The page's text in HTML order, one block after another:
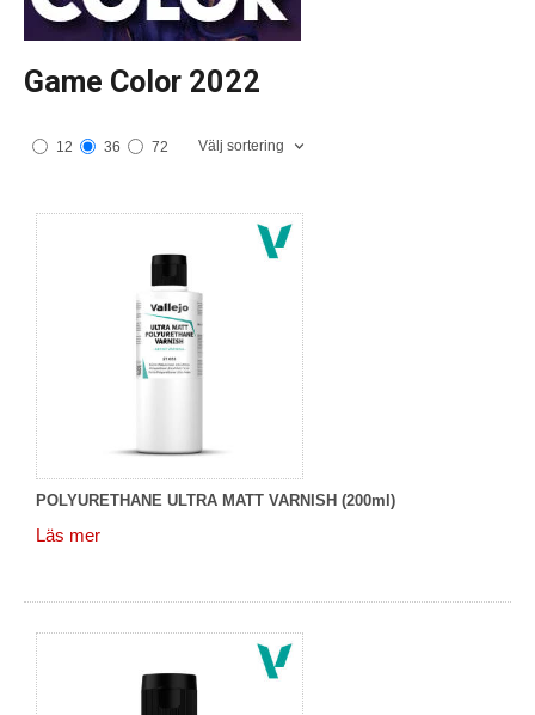
Game Color 2022
12 36 72 Välj sortering
POLYURETHANE ULTRA MATT VARNISH (200ml)
Läs mer